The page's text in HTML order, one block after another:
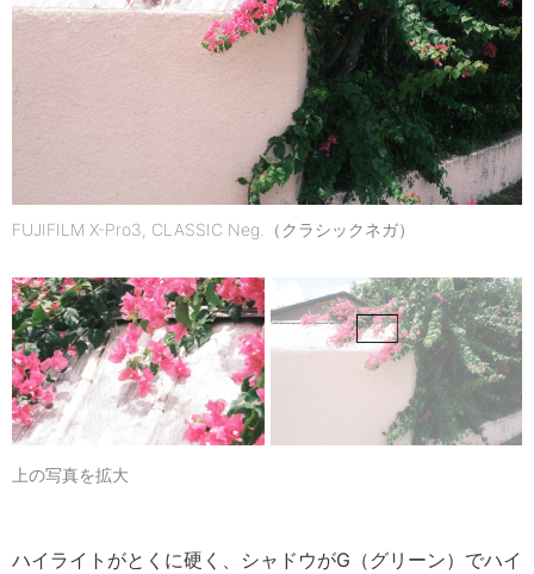
FUJIFILM X-Pro3, CLASSIC Neg.（クラシックネガ）
上の写真を拡大
ハイライトがとくに硬く、シャドウがG（グリーン）でハイ